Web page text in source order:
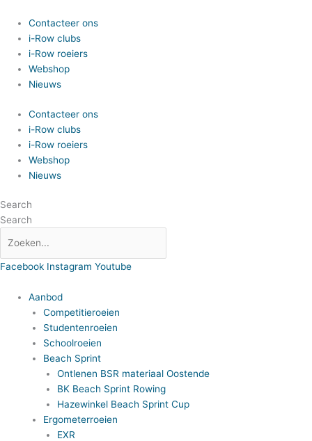
naar
inhoud
Contacteer ons
i-Row clubs
i-Row roeiers
Webshop
Nieuws
Contacteer ons
i-Row clubs
i-Row roeiers
Webshop
Nieuws
Search
Search
Facebook Instagram Youtube
Aanbod
Competitieroeien
Studentenroeien
Schoolroeien
Beach Sprint
Ontlenen BSR materiaal Oostende
BK Beach Sprint Rowing
Hazewinkel Beach Sprint Cup
Ergometerroeien
EXR